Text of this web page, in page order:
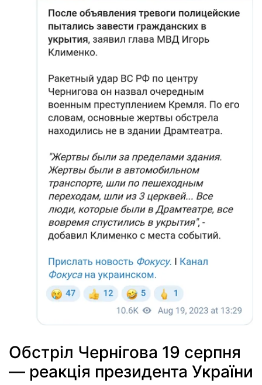
Обстріл Чернігова 19 серпня
— реакція президента України